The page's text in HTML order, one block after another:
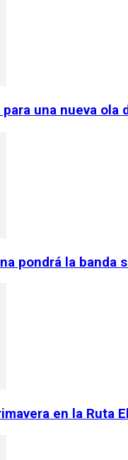
una nueva
pondrá la banda
en la Ruta